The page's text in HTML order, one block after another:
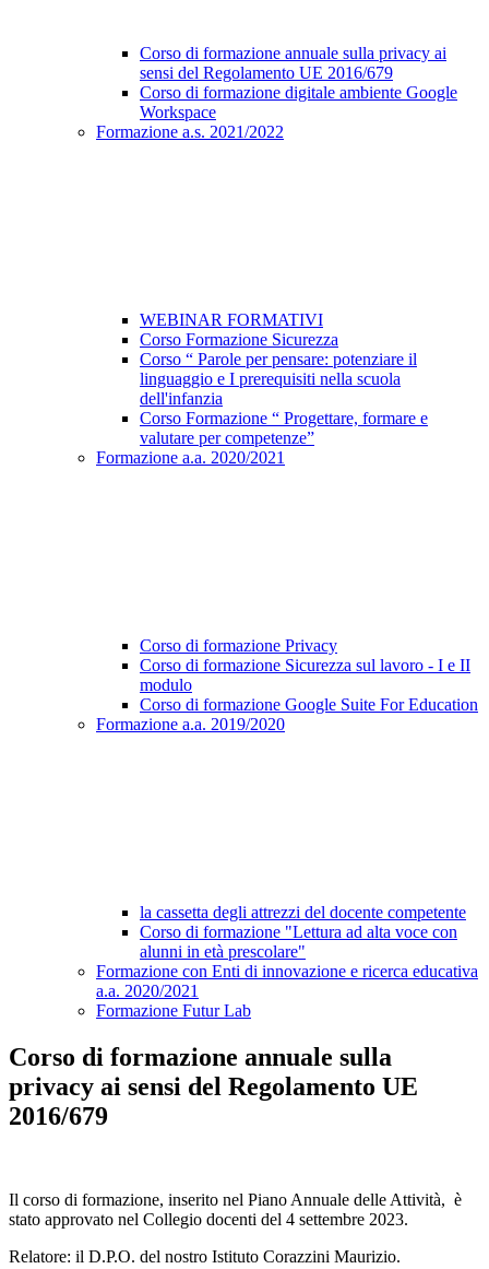
Corso di formazione annuale sulla privacy ai
sensi del Regolamento UE 2016/679
Corso di formazione digitale ambiente Google
Workspace
Formazione a.s. 2021/2022
WEBINAR FORMATIVI
Corso Formazione Sicurezza
Corso “ Parole per pensare: potenziare il
linguaggio e I prerequisiti nella scuola
dell'infanzia
Corso Formazione “ Progettare, formare e
valutare per competenze”
Formazione a.a. 2020/2021
Corso di formazione Privacy
Corso di formazione Sicurezza sul lavoro - I e II
modulo
Corso di formazione Google Suite For Education
Formazione a.a. 2019/2020
la cassetta degli attrezzi del docente competente
Corso di formazione "Lettura ad alta voce con
alunni in età prescolare"
Formazione con Enti di innovazione e ricerca educativa
a.a. 2020/2021
Formazione Futur Lab
Corso di formazione annuale sulla
privacy ai sensi del Regolamento UE
2016/679
Il corso di formazione, inserito nel Piano Annuale delle Attività, è
stato approvato nel Collegio docenti del 4 settembre 2023.
Relatore: il D.P.O. del nostro Istituto Corazzini Maurizio.